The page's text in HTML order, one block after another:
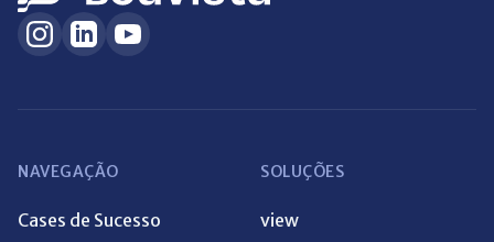
NAVEGAÇÃO
Cases de Sucesso
SOLUÇÕES
view